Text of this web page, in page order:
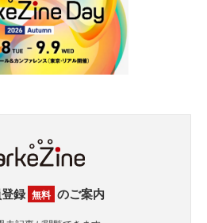
録 無料 のご案内